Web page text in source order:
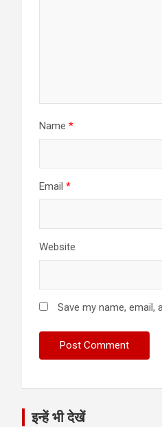
Name *
Email *
Website
Save my name,
इन्हें भी देखें